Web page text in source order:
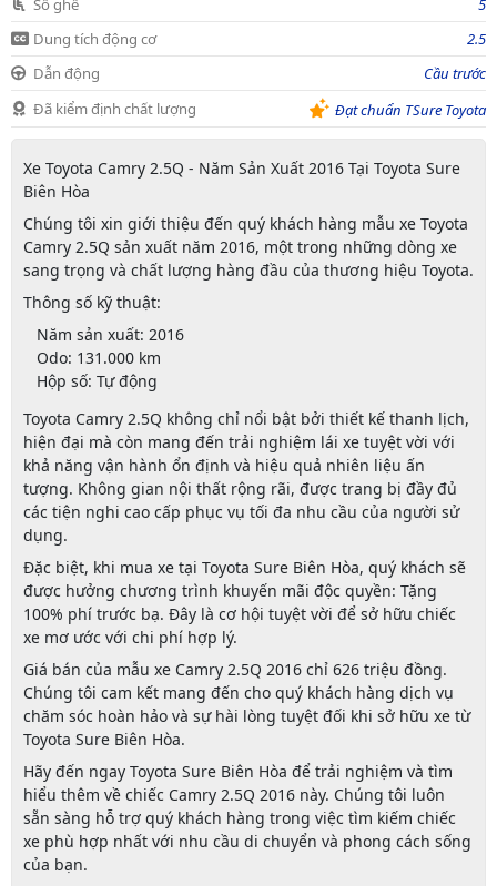
Số ghế
5
Dung tích động cơ
2.5
Dẫn động
Cầu trước
Đã kiểm định chất lượng
Đạt chuẩn TSure Toyota
Xe Toyota Camry 2.5Q - Năm Sản Xuất 2016 Tại Toyota Sure
Biên Hòa
Chúng tôi xin giới thiệu đến quý khách hàng mẫu xe Toyota
Camry 2.5Q sản xuất năm 2016, một trong những dòng xe
sang trọng và chất lượng hàng đầu của thương hiệu Toyota.
Thông số kỹ thuật:
Năm sản xuất: 2016
Odo: 131.000 km
Hộp số: Tự động
Toyota Camry 2.5Q không chỉ nổi bật bởi thiết kế thanh lịch,
hiện đại mà còn mang đến trải nghiệm lái xe tuyệt vời với
khả năng vận hành ổn định và hiệu quả nhiên liệu ấn
tượng. Không gian nội thất rộng rãi, được trang bị đầy đủ
các tiện nghi cao cấp phục vụ tối đa nhu cầu của người sử
dụng.
Đặc biệt, khi mua xe tại Toyota Sure Biên Hòa, quý khách sẽ
được hưởng chương trình khuyến mãi độc quyền: Tặng
100% phí trước bạ. Đây là cơ hội tuyệt vời để sở hữu chiếc
xe mơ ước với chi phí hợp lý.
Giá bán của mẫu xe Camry 2.5Q 2016chỉ 626 triệu đồng.
Chúng tôi cam kết mang đến cho quý khách hàng dịch vụ
chăm sóc hoàn hảo và sự hài lòng tuyệt đối khi sở hữu xe từ
Toyota Sure Biên Hòa.
Hãy đến ngay Toyota Sure Biên Hòa để trải nghiệm và tìm
hiểu thêm về chiếc Camry 2.5Q 2016này. Chúng tôi luôn
sẵn sàng hỗ trợ quý khách hàng trong việc tìm kiếm chiếc
xe phù hợp nhất với nhu cầu di chuyển và phong cách sống
của bạn.